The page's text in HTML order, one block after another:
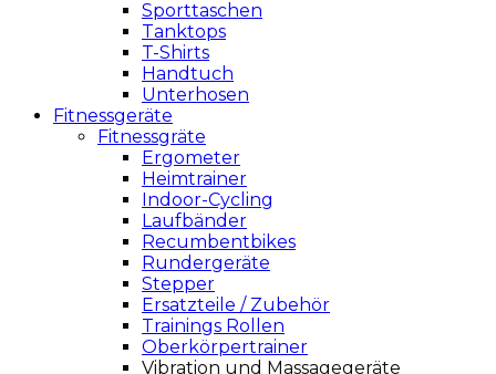
Sporttaschen
Tanktops
T-Shirts
Handtuch
Unterhosen
Fitnessgeräte
Fitnessgräte
Ergometer
Heimtrainer
Indoor-Cycling
Laufbänder
Recumbentbikes
Rundergeräte
Stepper
Ersatzteile / Zubehör
Trainings Rollen
Oberkörpertrainer
Vibration und Massagegeräte